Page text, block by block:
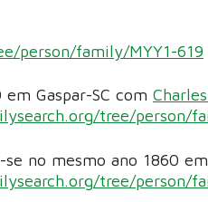
person/family/MYY1-619
Gaspar-SC com
tree/person/
se no mesmo ano 1860
tree/person/